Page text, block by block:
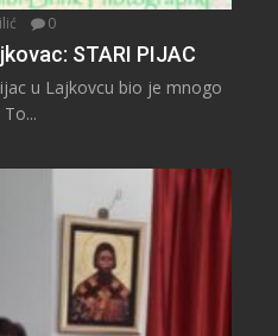
0
STARI PIJAC
u Lajkovcu bio je mnogo